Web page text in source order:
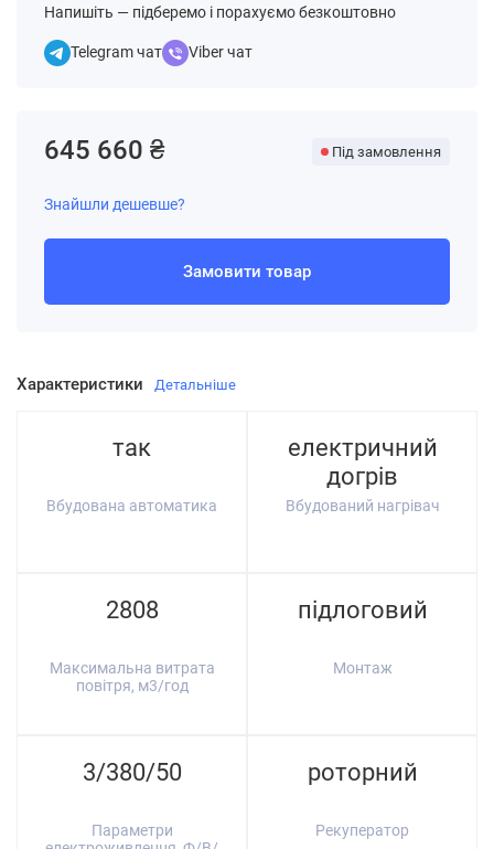
Напишіть — підберемо і порахуємо безкоштовно
Telegram чат Viber чат
Характеристики Детальніше
так
Вбудована автоматика
електричний
догрів
Вбудований нагрівач
2808
Максимальна витрата
повітря, м3/год
підлоговий
Монтаж
3/380/50
Параметри
роторний
Рекуператор
645 660 ₴ Під замовлення
Знайшли дешевше?
Замовити товар